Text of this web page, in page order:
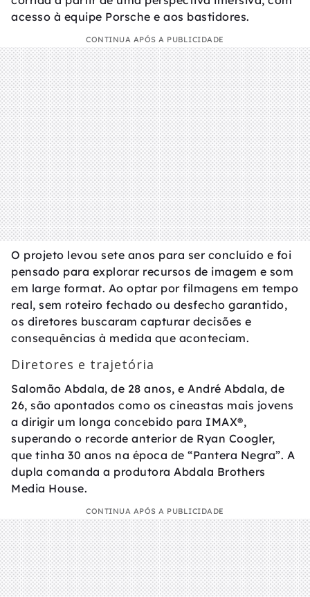
acesso à equipe Porsche e aos bastidores.
CONTINUA APÓS A PUBLICIDADE
O projeto levou sete anos para ser concluído e foi
pensado para explorar recursos de imagem e som
em large format. Ao optar por filmagens em tempo
real, sem roteiro fechado ou desfecho garantido,
os diretores buscaram capturar decisões e
consequências à medida que aconteciam.
Diretores e trajetória
Salomão Abdala, de 28 anos, e André Abdala, de
26, são apontados como os cineastas mais jovens
a dirigir um longa concebido para IMAX®,
superando o recorde anterior de Ryan Coogler,
que tinha 30 anos na época de “Pantera Negra”. A
dupla comanda a produtora Abdala Brothers
Media House.
CONTINUA APÓS A PUBLICIDADE